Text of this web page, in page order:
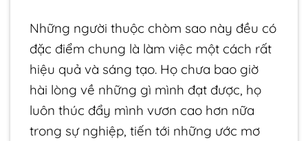
Những người thuộc chòm sao này đều có
đặc điểm chung là làm việc một cách rất
hiệu quả và sáng tạo. Họ chưa bao giờ
hài lòng về những gì mình đạt được, họ
luôn thúc đẩy mình vươn cao hơn nữa
trong sự nghiệp, tiến tới những ước mơ